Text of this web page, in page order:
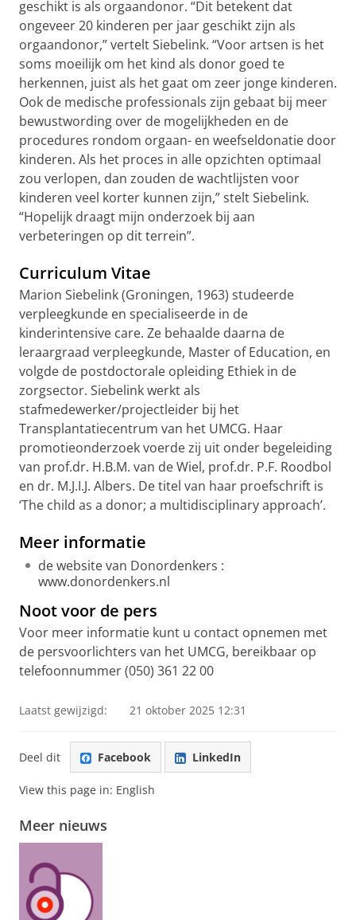
geschikt is als orgaandonor. “Dit betekent dat
ongeveer 20 kinderen per jaar geschikt zijn als
orgaandonor,” vertelt Siebelink. “Voor artsen is het
soms moeilijk om het kind als donor goed te
herkennen, juist als het gaat om zeer jonge kinderen.
Ook de medische professionals zijn gebaat bij meer
bewustwording over de mogelijkheden en de
procedures rondom orgaan- en weefseldonatie door
kinderen. Als het proces in alle opzichten optimaal
zou verlopen, dan zouden de wachtlijsten voor
kinderen veel korter kunnen zijn,” stelt Siebelink.
“Hopelijk draagt mijn onderzoek bij aan
verbeteringen op dit terrein”.
Curriculum Vitae
Marion Siebelink (Groningen, 1963) studeerde
verpleegkunde en specialiseerde in de
kinderintensive care. Ze behaalde daarna de
leraargraad verpleegkunde, Master of Education, en
volgde de postdoctorale opleiding Ethiek in de
zorgsector. Siebelink werkt als
stafmedewerker/projectleider bij het
Transplantatiecentrum van het UMCG. Haar
promotieonderzoek voerde zij uit onder begeleiding
van prof.dr. H.B.M. van de Wiel, prof.dr. P.F. Roodbol
en dr. M.J.I.J. Albers. De titel van haar proefschrift is
‘The child as a donor; a multidisciplinary approach’.
Meer informatie
de website van Donordenkers :
www.donordenkers.nl
Noot voor de pers
Voor meer informatie kunt u contact opnemen met
de persvoorlichters van het UMCG, bereikbaar op
telefoonnummer (050) 361 22 00
Laatst gewijzigd: 21 oktober 2025 12:31
Deel dit Facebook LinkedIn
View this page in: English
Meer nieuws